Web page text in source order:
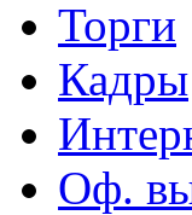
Торги
Кадры
Оф.